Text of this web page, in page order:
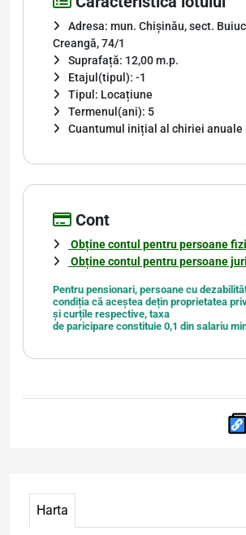
Adresa: mun. Chișinău, sect.
Creangă, 74/1
Suprafață: 12,00 m.p.
Etajul(tipul): -1
Tipul: Locațiune
Termenul(ani): 5
Cuantumul inițial al chiriei anuale
Cont
Obține contul pentru persoane
Obține contul pentru persoane
Pentru pensionari, persoane cu
condiția că aceștea dețin proprietatea
și curțile respective, taxa
de paricipare constituie 0,1 din salariu
Harta